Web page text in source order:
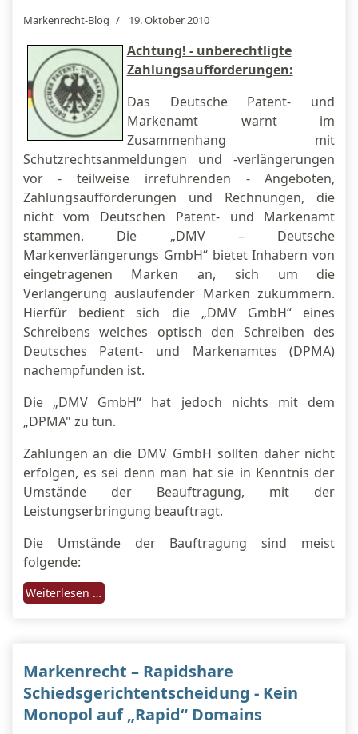
Markenrecht-Blog 19. Oktober 2010
Achtung! - unberechtligte
Zahlungsaufforderungen:
Das Deutsche Patent- und
Markenamt warnt im
Zusammenhang mit
Schutzrechtsanmeldungen und -verlängerungen
vor - teilweise irreführenden - Angeboten,
Zahlungsaufforderungen und Rechnungen, die
nicht vom Deutschen Patent- und Markenamt
stammen. Die „DMV – Deutsche
Markenverlängerungs GmbH“ bietet Inhabern von
eingetragenen Marken an, sich um die
Verlängerung auslaufender Marken zukümmern.
Hierfür bedient sich die „DMV GmbH“ eines
Schreibens welches optisch den Schreiben des
Deutsches Patent- und Markenamtes (DPMA)
nachempfunden ist.
Die „DMV GmbH“ hat jedoch nichts mit dem
„DPMA" zu tun.
Zahlungen an die DMV GmbH sollten daher nicht
erfolgen, es sei denn man hat sie in Kenntnis der
Umstände der Beauftragung, mit der
Leistungserbringung beauftragt.
Die Umstände der Bauftragung sind meist
folgende:
Weiterlesen …
Markenrecht – Rapidshare
Schiedsgerichtentscheidung - Kein
Monopol auf „Rapid“ Domains